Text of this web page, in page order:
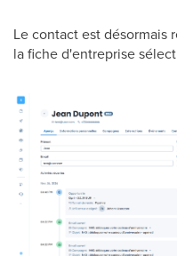
Le contact est désormais
la fiche d'entreprise